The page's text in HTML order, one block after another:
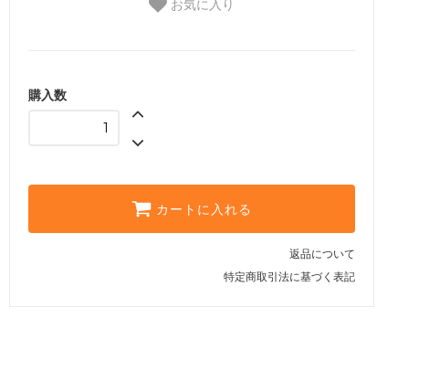
お気に入り
購入数
カートに入れる
返品について
特定商取引法に基づく表記